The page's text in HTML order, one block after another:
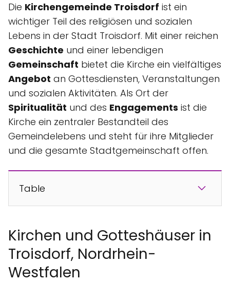
Die Kirchengemeinde Troisdorf ist ein
wichtiger Teil des religiösen und sozialen
Lebens in der Stadt Troisdorf. Mit einer reichen
Geschichte und einer lebendigen
Gemeinschaft bietet die Kirche ein vielfältiges
Angebot an Gottesdiensten, Veranstaltungen
und sozialen Aktivitäten. Als Ort der
Spiritualität und des Engagements ist die
Kirche ein zentraler Bestandteil des
Gemeindelebens und steht für ihre Mitglieder
und die gesamte Stadtgemeinschaft offen.
Table
Kirchen und Gotteshäuser in
Troisdorf, Nordrhein-
Westfalen